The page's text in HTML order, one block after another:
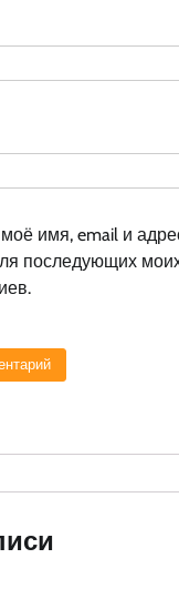
имя, email и
последующих